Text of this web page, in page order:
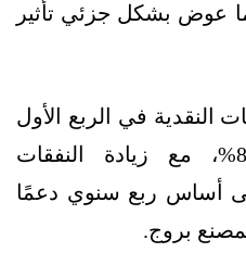
عوض بشكل جزئي تأثير
النقدية في الربع الأول
قويًا للغاية؛ إذ بلغ 82%، مع زيادة النفقات
بنسبة 8% على أساس ربع سنوي دعمًا
بروج.